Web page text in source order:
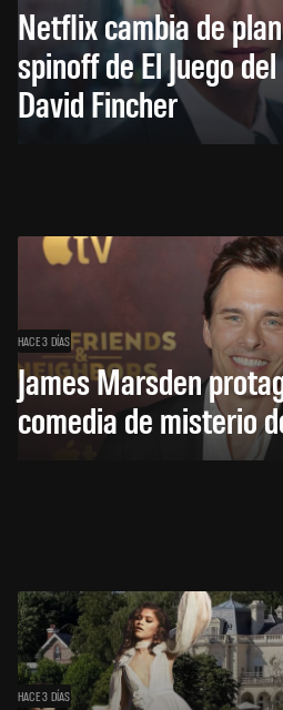
Netflix cambia de
spinoff de El Juego
David Fincher
HACE 3 DÍAS
James Marsden
comedia de misterio
HACE 3 DÍAS